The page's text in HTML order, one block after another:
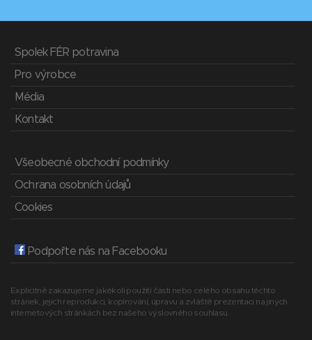
Spolek FÉR potravina
Pro výrobce
Média
Kontakt
Všeobecné obchodní podmínky
Ochrana osobních údajů
Cookies
Podpořte nás na Facebooku
Explicitně zakazujeme jakékoli použití části nebo celého obsahu těchto
stránek, jejich reprodukci, kopírování, úpravu a zvláště prezentaci na jiných
internetových stránkách bez našeho výslovného souhlasu.